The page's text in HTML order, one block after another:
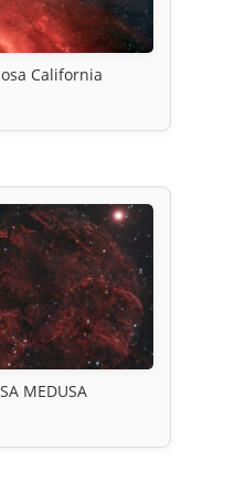
California
MEDUSA